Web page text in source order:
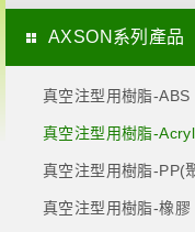
AXSON系列產品
真空注型用樹脂-ABS
真空注型用樹脂-
真空注型用樹脂-PP(
真空注型用樹脂-橡膠